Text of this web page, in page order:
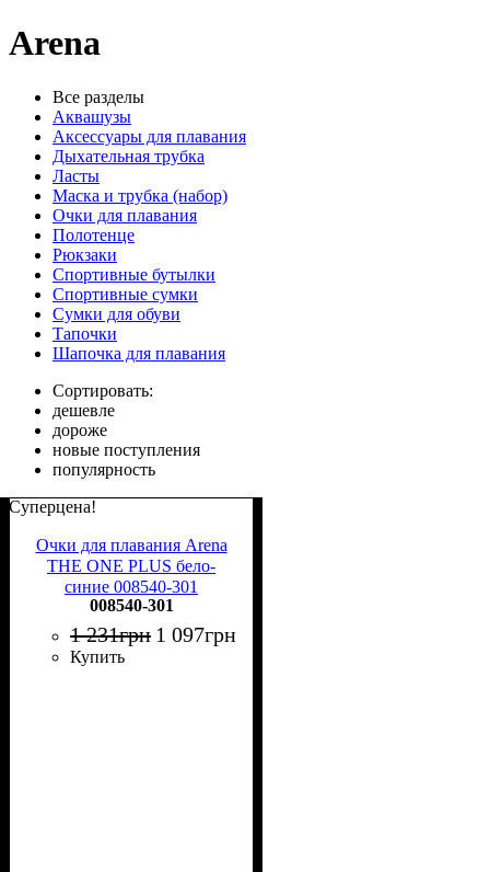
Arena
Все разделы
Аквашузы
Аксессуары для плавания
Дыхательная трубка
Ласты
Маска и трубка (набор)
Очки для плавания
Полотенце
Рюкзаки
Спортивные бутылки
Спортивные сумки
Сумки для обуви
Тапочки
Шапочка для плавания
Сортировать:
дешевле
дороже
новые поступления
популярность
Суперцена!
Очки для плавания Arena
THE ONE PLUS бело-
синие 008540-301
008540-301
1 231грн 1 097грн
Купить